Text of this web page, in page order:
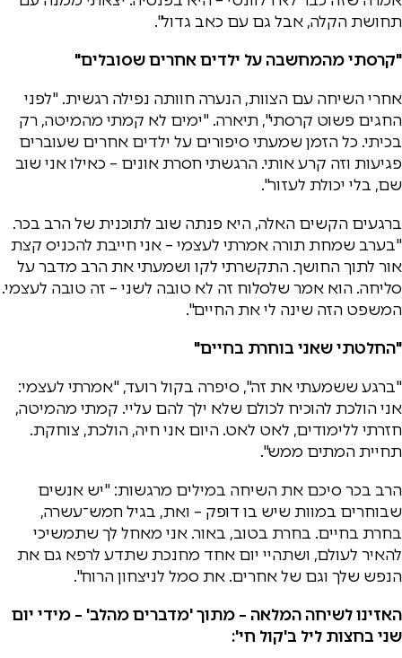
תחושת הקלה, אבל גם עם כאב גדול".
"קרסתי מהמחשבה על ילדים אחרים שסובלים"
אחרי השיחה עם הצוות, הנערה חוותה נפילה רגשית. "לפני
החגים פשוט קרסתי", תיארה. "ימים לא קמתי מהמיטה, רק
בכיתי. כל הזמן שמעתי סיפורים על ילדים אחרים שעוברים
פגיעות וזה קרע אותי. הרגשתי חסרת אונים – כאילו אני שוב
שם, בלי יכולת לעזור".
ברגעים הקשים האלה, היא פנתה שוב לתוכנית של הרב בכר.
"בערב שמחת תורה אמרתי לעצמי – אני חייבת להכניס קצת
אור לתוך החושך. התקשרתי לקו ושמעתי את הרב מדבר על
סליחה. הוא אמר שלסלוח זה לא טובה לשני – זה טובה לעצמי.
המשפט הזה שינה לי את החיים".
"החלטתי שאני בוחרת בחיים"
"ברגע ששמעתי את זה", סיפרה בקול רועד, "אמרתי לעצמי:
אני הולכת להוכיח לכולם שלא ילך להם עליי. קמתי מהמיטה,
חזרתי ללימודים, לאט לאט. היום אני חיה, הולכת, צוחקת.
תחיית המתים ממש".
הרב בכר סיכם את השיחה במילים מרגשות: "יש אנשים
שבוחרים במוות שיש בו דופק – ואת, בגיל חמש־עשרה,
בחרת בחיים. בחרת בטוב, באור. אני מאחל לך שתמשיכי
להאיר לעולם, ושתהיי יום אחד מחנכת שתדע לרפא גם את
הנפש שלך וגם של אחרים. את סמל לניצחון הרוח".
האזינו לשיחה המלאה – מתוך 'מדברים מהלב' – מידי יום
שני בחצות ליל ב'קול חי':